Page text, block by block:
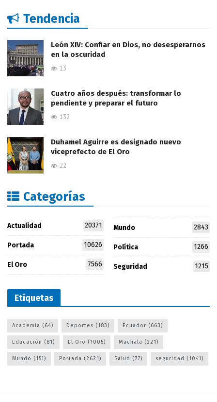
Tendencia
León XIV: Confiar en Dios, no desesperarnos
en la oscuridad
13
Cuatro años después: transformar lo
pendiente y preparar el futuro
132
Duhamel Aguirre es designado nuevo
viceprefecto de El Oro
22
Categorías
Actualidad 20371
Portada 10626
El Oro 7566
Mundo 2843
Política 1266
Seguridad 1215
Etiquetas
Academia (64) Deportes (183) Ecuador (663)
Educación (81) El Oro (1005) Machala (221)
Mundo (151) Portada (2621) Salud (77) seguridad (1041)